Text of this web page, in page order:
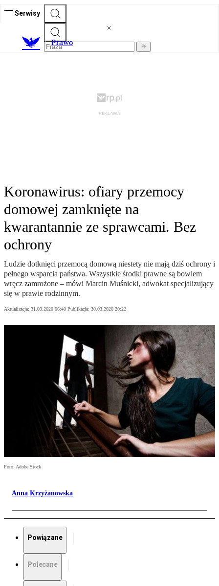
Serwisy
Prawo
Koronawirus: ofiary przemocy
domowej zamknięte na
kwarantannie ze sprawcami. Bez
ochrony
Ludzie dotknięci przemocą domową niestety nie mają dziś ochrony i
pełnego wsparcia państwa. Wszystkie środki prawne są bowiem
wręcz zamrożone – mówi Marcin Muśnicki, adwokat specjalizujący
się w prawie rodzinnym.
Aktualizacja: 31.03.2020 06:40 Publikacja: 30.03.2020 20:22
Foto: Adobe Stock
Anna Krzyżanowska
Powiązane
Polecane